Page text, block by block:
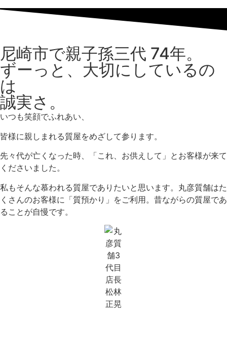
尼崎市で親子孫三代 74年。
ずーっと、大切にしているの
は
誠実さ。
いつも笑顔でふれあい、
皆様に親しまれる質屋をめざして参ります。
先々代が亡くなった時、「これ、お供えして」とお客様が来て
くださいました。
私もそんな慕われる質屋でありたいと思います。丸彦質舗はた
くさんのお客様に「質預かり」をご利用。昔ながらの質屋であ
ることが自慢です。